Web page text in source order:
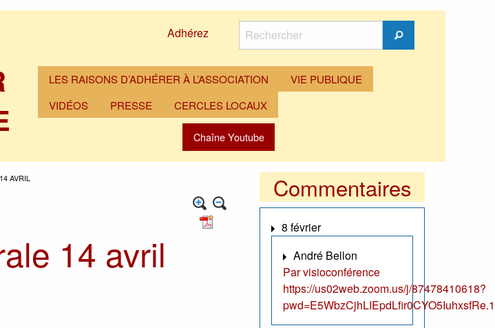
Adhérez
Rechercher
Rechercher
LES RAISONS D’ADHÉRER À L’ASSOCIATION
VIE PUBLIQUE
VIDÉOS
PRESSE CERCLES LOCAUX
Chaîne Youtube
AVRIL
14 avril
Commentaires
8 février
André Bellon
Par visioconférence
https://us02web.zoom.us/j/87478410618?